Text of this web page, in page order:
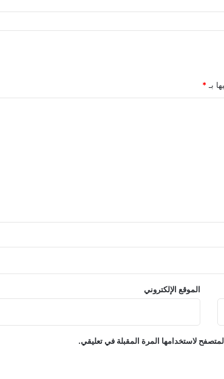
بـ *
الموقع الإلكتروني
لاستخدامها المرة المقبلة في تعليقي.